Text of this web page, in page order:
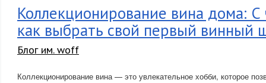
Коллекционирование вина дома: С
как выбрать свой первый винный
Блог им. woff
Коллекционирование вина — это увлекательное хобби, которое